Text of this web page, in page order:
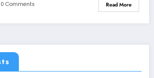
0 Comments Read More